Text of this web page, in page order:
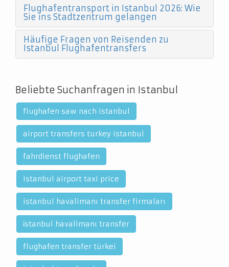
Flughafentransport in Istanbul 2026: Wie
Sie ins Stadtzentrum gelangen
Häufige Fragen von Reisenden zu
Istanbul Flughafentransfers
Beliebte Suchanfragen in Istanbul
flughafen saw nach istanbul
airport transfers turkey istanbul
fahrdienst flughafen
istanbul airport taxi price
istanbul havalimanı transfer firmaları
i̇stanbul havalimanı transfer
flughafen transfer türkei